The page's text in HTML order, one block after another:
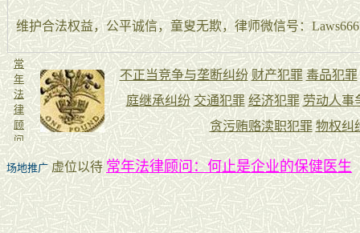
维护合法权益，公平诚信，童叟无欺，律师微信号：
场地推广虚位以待 常年法律顾问：何止是企业的保健医生